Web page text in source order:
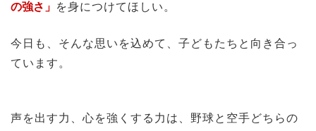
の強さ」 を身につけてほしい。
今日も、そんな思いを込めて、子どもたちと向き合っ
ています。
声を出す力、心を強くする力は、野球と空手どちらの